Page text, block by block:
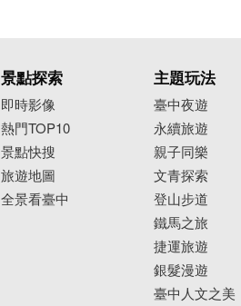
景點探索
即時影像
熱門TOP10
景點快搜
旅遊地圖
全景看臺中
主題玩法
臺中夜遊
永續旅遊
親子同樂
文青探索
登山步道
鐵馬之旅
捷運旅遊
銀髮漫遊
臺中人文之美